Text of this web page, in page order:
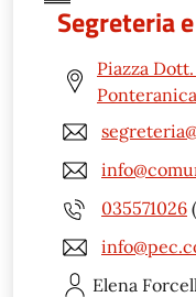
Segreteria
Piazza
035571026
Elena